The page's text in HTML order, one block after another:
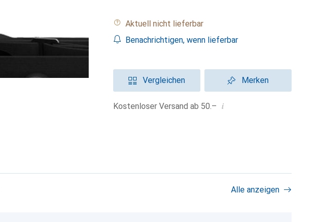
Aktuell nicht lieferbar
Benachrichtigen, wenn lieferbar
Vergleichen Merken
Kostenloser Versand ab 50.– i
Alle anzeigen